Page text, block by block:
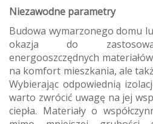
Niezawodne parametry
Budowa wymarzonego domu
okazja do
energooszczędnych
na komfort mieszkania, ale
Wybierając odpowiednią
warto zwrócić uwagę na jej
ciepła. Materiały o